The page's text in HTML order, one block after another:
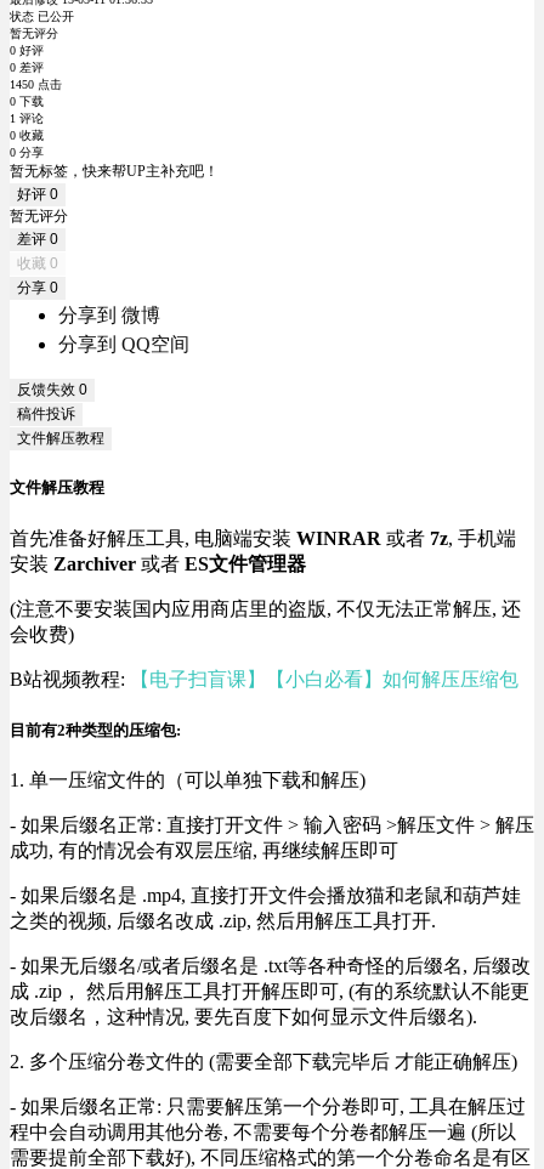
状态 已公开
暂无评分
0 好评
0 差评
1450 点击
0 下载
1 评论
0 收藏
0 分享
暂无标签，快来帮UP主补充吧！
好评 0
暂无评分
差评 0
收藏 0
分享 0
分享到 微博
分享到 QQ空间
反馈失效 0
稿件投诉
文件解压教程
文件解压教程
首先准备好解压工具, 电脑端安装 WINRAR 或者 7z, 手机端
安装 Zarchiver 或者 ES文件管理器
(注意不要安装国内应用商店里的盗版, 不仅无法正常解压, 还
会收费)
B站视频教程: 【电子扫盲课】【小白必看】如何解压压缩包
目前有2种类型的压缩包:
1. 单一压缩文件的（可以单独下载和解压)
- 如果后缀名正常: 直接打开文件 > 输入密码 >解压文件 > 解压
成功, 有的情况会有双层压缩, 再继续解压即可
- 如果后缀名是 .mp4, 直接打开文件会播放猫和老鼠和葫芦娃
之类的视频, 后缀名改成 .zip, 然后用解压工具打开.
- 如果无后缀名/或者后缀名是 .txt等各种奇怪的后缀名, 后缀改
成 .zip， 然后用解压工具打开解压即可, (有的系统默认不能更
改后缀名，这种情况, 要先百度下如何显示文件后缀名).
2. 多个压缩分卷文件的 (需要全部下载完毕后 才能正确解压)
- 如果后缀名正常: 只需要解压第一个分卷即可, 工具在解压过
程中会自动调用其他分卷, 不需要每个分卷都解压一遍 (所以
需要提前全部下载好), 不同压缩格式的第一个分卷命名是有区